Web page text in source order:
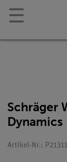
☰
Schräger
Dynamics
Artikel-Nr.: